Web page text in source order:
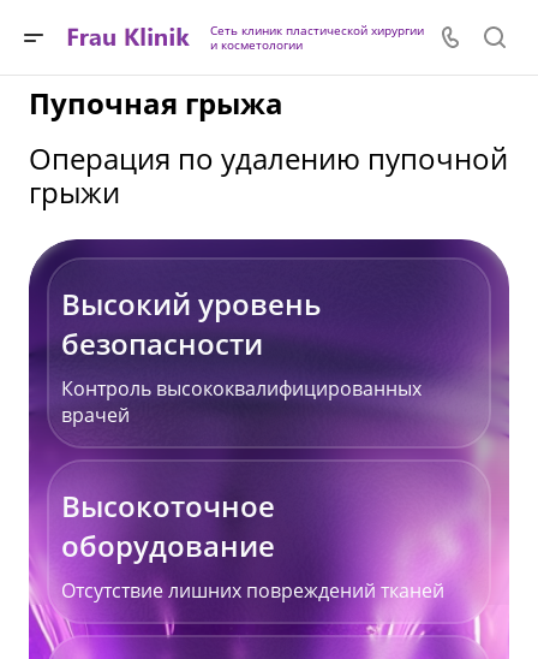
Сеть клиник пластической хирургии
и косметологии
Пупочная грыжа
Операция по удалению пупочной
грыжи
Высокий уровень
безопасности
Контроль высококвалифицированных
врачей
Высокоточное
оборудование
Отсутствие лишних повреждений тканей